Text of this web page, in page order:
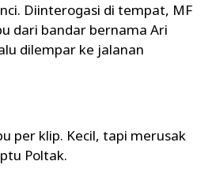
Diinterogasi di tempat, MF
dari bandar bernama Ari
dilempar ke jalanan
per klip. Kecil, tapi merusak
Poltak.